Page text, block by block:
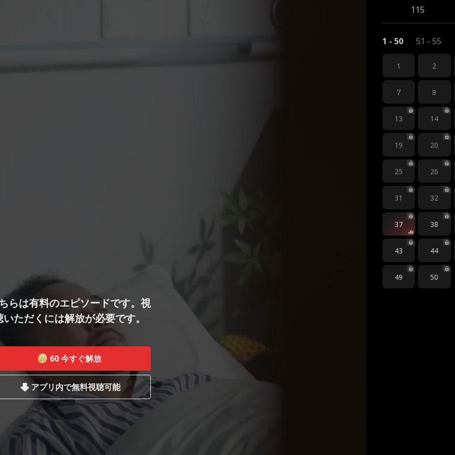
らは有料のエピソードです。視
いただくには解放が必要です。
60 今すぐ解放
アプリ内で無料視聴可能
115
1 - 50 51 - 55
1 2
7 8
13 14
19 20
25 26
31 32
37 38
43 44
49 50